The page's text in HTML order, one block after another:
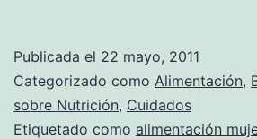
Publicada el 22 mayo, 2011
Categorizado como Alimentación,
sobre Nutrición, Cuidados
Etiquetado como alimentación